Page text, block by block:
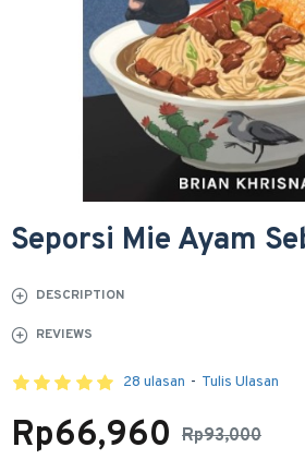
Seporsi Mie Ayam
DESCRIPTION
REVIEWS
28 ulasan - Tulis Ulasan
Rp93,000
Rp66,960